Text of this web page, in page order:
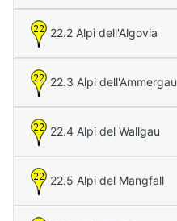
22.2 Alpi dell'Algovia
22.3 Alpi dell'Ammergau
22.4 Alpi del Wallgau
22.5 Alpi del Mangfall